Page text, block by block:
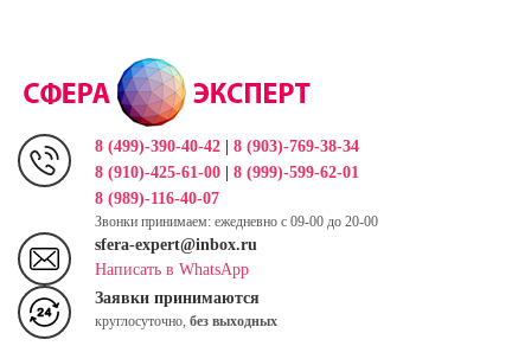
содержанию
8 (499)-390-40-42
8 (903)-769-38-34
8 (910)-425-61-00
8 (999)-599-62-01
8 (989)-116-40-07
Звонки принимаем: ежедневно с 09-00 до 20-00
sfera-expert@inbox.ru
Написать в WhatsApp
Заявки принимаются
круглосуточно, без выходных